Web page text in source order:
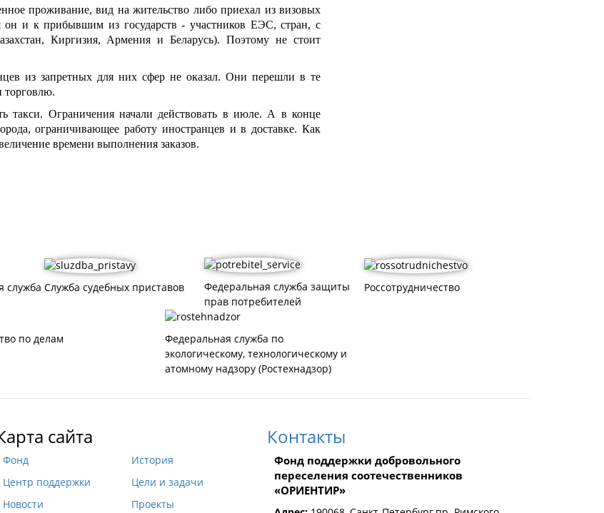
проживание, вид на жительство либо приехал из визовых
он и к прибывшим из государств - участников ЕЭС, стран, с
Киргизия, Армения и Беларусь). Поэтому не стоит
из запретных для них сфер не оказал. Они перешли в те
торговлю.
такси. Ограничения начали действовать в июле. А в конце
ограничивающее работу иностранцев и в доставке. Как
времени выполнения заказов.
служба Служба судебных приставов
Федеральная служба защиты
прав потребителей
Россотрудничество
по делам
Федеральная служба по
экологическому, технологическому и
атомному надзору (Ростехнадзор)
сайта
Фонд
Центр поддержки
Новости
История
Цели и задачи
Проекты
Контакты
Фонд поддержки добровольного
переселения соотечественников
«ОРИЕНТИР»